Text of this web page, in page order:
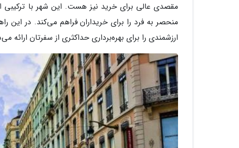
مقصدی عالی برای خرید نیز هست. این شهر با ترکیبی
منحصر به فرد را برای خریداران فراهم می‌کند. در این
ارزشمندی را برای بهره‌برداری حداکثری از سفرتان ارائه